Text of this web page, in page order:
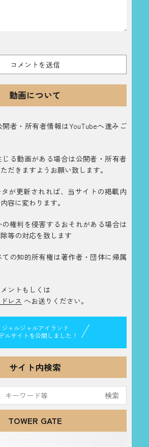
動画について
者・所有者情報はYouTubeへ進みご
る動画がある場合は公開者・所有者
だきますようお願い致します。
が更新されれば、当サイトの掲載内
容に変わります。
権利を侵害するおそれがある場合は
等の対応を致します
の知的所有権は著作者・団体に帰属
ントもしくは
レス へお送りください。
ジャルジャルアイランド
ルサイトを公開しました！
サイト内検索
TOWER GATE